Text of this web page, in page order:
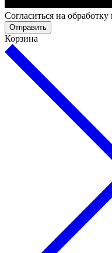
Cогласиться на
Отправить
Корзина